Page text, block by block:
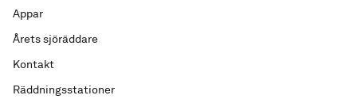
Appar
Årets sjöräddare
Kontakt
Räddningsstationer